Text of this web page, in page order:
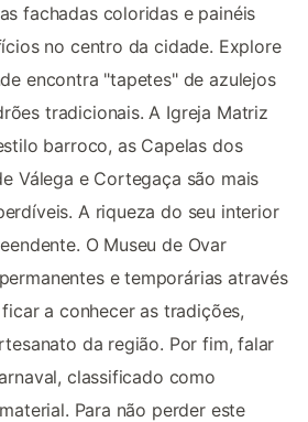
fachadas coloridas e painéis
no centro da cidade. Explore
encontra "tapetes" de azulejos
tradicionais. A Igreja Matriz
barroco, as Capelas dos
Válega e Cortegaça são mais
A riqueza do seu interior
O Museu de Ovar
e temporárias através
a conhecer as tradições,
da região. Por fim, falar
classificado como
Para não perder este